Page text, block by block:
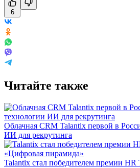
6
Читайте также
Облачная CRM Talantix первой в
ИИ для рекрутинга
Talantix cтал победителем премии